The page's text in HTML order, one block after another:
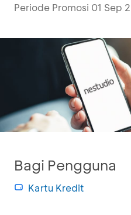
Periode Promosi 01 Sep
Bagi Pengguna
Kartu Kredit